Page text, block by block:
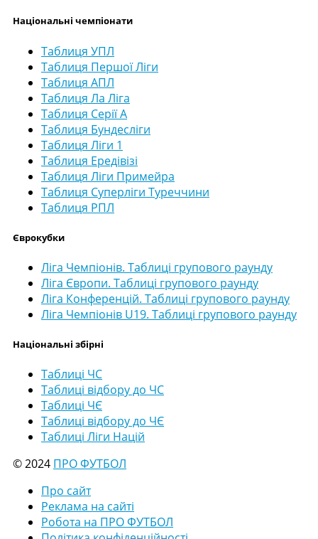
Національні чемпіонати
Таблиця УПЛ
Таблиця Першої Ліги
Таблиця АПЛ
Таблиця Ла Ліга
Таблиця Серії А
Таблиця Бундесліги
Таблиця Ліги 1
Таблиця Ередівізі
Таблиця Ліги Примейра
Таблиця Суперліги Туреччини
Таблиця РПЛ
Єврокубки
Ліга Чемпіонів. Таблиці групового раунду
Ліга Європи. Таблиці групового раунду
Ліга Конференцій. Таблиці групового раунду
Ліга Чемпіонів U19. Таблиці групового раунду
Національні збірні
Таблиці ЧС
Таблиці відбору до ЧС
Таблиці ЧЄ
Таблиці відбору до ЧЄ
Таблиці Ліги Націй
© 2024 ПРО ФУТБОЛ
Про сайт
Реклама на сайті
Робота на ПРО ФУТБОЛ